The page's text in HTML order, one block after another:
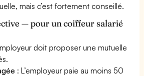
mais c’est fortement conseillé.
— pour un coiffeur salarié
doit proposer une mutuelle
: L’employeur paie au moins 50